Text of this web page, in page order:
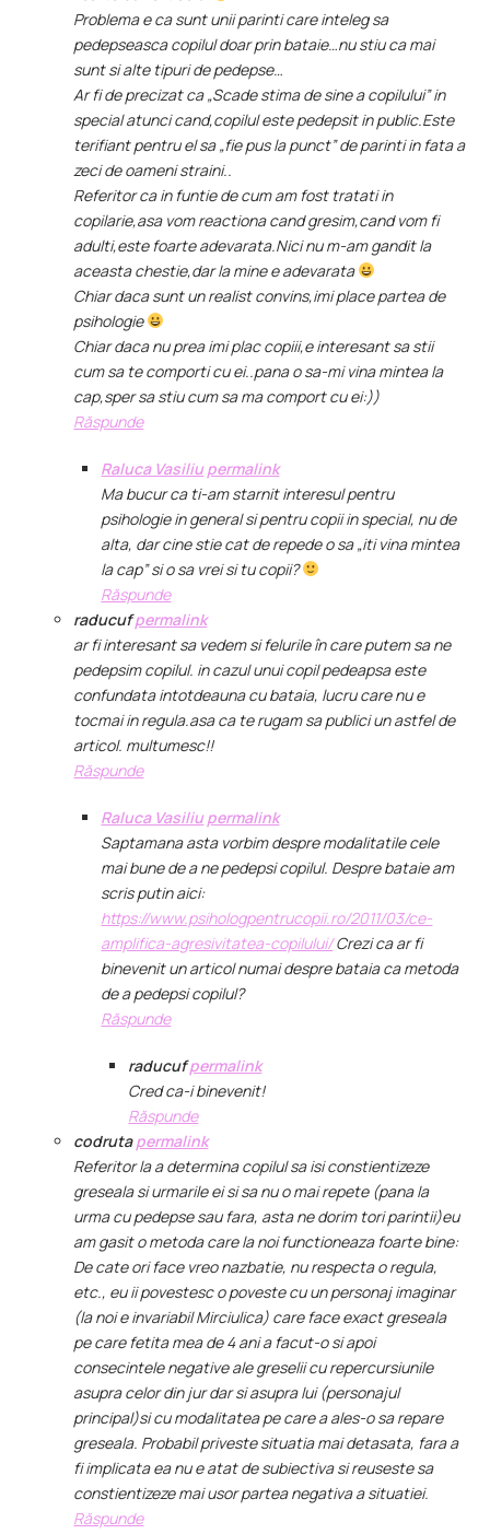
Problema e ca sunt unii parinti care inteleg sa
pedepseasca copilul doar prin bataie…nu stiu ca mai
sunt si alte tipuri de pedepse…
Ar fi de precizat ca „Scade stima de sine a copilului” in
special atunci cand,copilul este pedepsit in public.Este
terifiant pentru el sa „fie pus la punct” de parinti in fata a
zeci de oameni straini..
Referitor ca in funtie de cum am fost tratati in
copilarie,asa vom reactiona cand gresim,cand vom fi
adulti,este foarte adevarata.Nici nu m-am gandit la
aceasta chestie,dar la mine e adevarata
Chiar daca sunt un realist convins,imi place partea de
psihologie
Chiar daca nu prea imi plac copiii,e interesant sa stii
cum sa te comporti cu ei..pana o sa-mi vina mintea la
cap,sper sa stiu cum sa ma comport cu ei:))
Răspunde
Raluca Vasiliupermalink
Ma bucur ca ti-am starnit interesul pentru
psihologie in general si pentru copii in special, nu de
alta, dar cine stie cat de repede o sa „iti vina mintea
la cap” si o sa vrei si tu copii?
Răspunde
raducufpermalink
ar fi interesant sa vedem si felurile în care putem sa ne
pedepsim copilul. in cazul unui copil pedeapsa este
confundata intotdeauna cu bataia, lucru care nu e
tocmai in regula.asa ca te rugam sa publici un astfel de
articol. multumesc!!
Răspunde
Raluca Vasiliupermalink
Saptamana asta vorbim despre modalitatile cele
mai bune de a ne pedepsi copilul. Despre bataie am
scris putin aici:
https://www.psihologpentrucopii.ro/2011/03/ce-
amplifica-agresivitatea-copilului/Crezi ca ar fi
binevenit un articol numai despre bataia ca metoda
de a pedepsi copilul?
Răspunde
raducufpermalink
Cred ca-i binevenit!
Răspunde
codrutapermalink
Referitor la a determina copilul sa isi constientizeze
greseala si urmarile ei si sa nu o mai repete (pana la
urma cu pedepse sau fara, asta ne dorim tori parintii)eu
am gasit o metoda care la noi functioneaza foarte bine:
De cate ori face vreo nazbatie, nu respecta o regula,
etc., eu ii povestesc o poveste cu un personaj imaginar
(la noi e invariabil Mirciulica) care face exact greseala
pe care fetita mea de 4 ani a facut-o si apoi
consecintele negative ale greselii cu repercursiunile
asupra celor din jur dar si asupra lui (personajul
principal)si cu modalitatea pe care a ales-o sa repare
greseala. Probabil priveste situatia mai detasata, fara a
fi implicata ea nu e atat de subiectiva si reuseste sa
constientizeze mai usor partea negativa a situatiei.
Răspunde